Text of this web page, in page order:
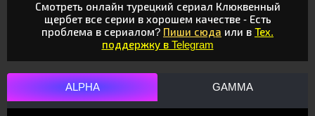
Смотреть онлайн турецкий сериал Клюквенный
щербет все серии в хорошем качестве - Есть
проблема в сериалом? Пиши сюда или в Тех.
поддержку в Telegram
ALPHA GAMMA